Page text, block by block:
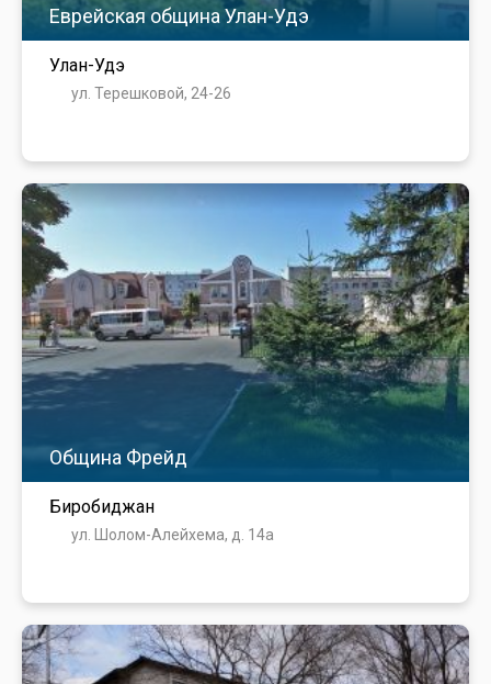
Еврейская община Улан-Удэ
Улан-Удэ
ул. Терешковой, 24-26
Община Фрейд
Биробиджан
ул. Шолом-Алейхема, д. 14а